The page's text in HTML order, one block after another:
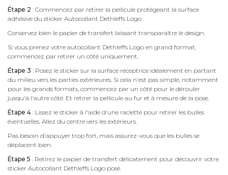
Étape 2 : Commencez par retirer la pellicule protégeant la surface
adhésive du sticker Autocollant Dethleffs Logo
Conservez bien le papier de transfert laissant transparaître le design.
Si vous prenez votre autocollant Dethleffs Logo en grand format,
commencez par retirer un côté uniquement.
Étape 3 : Posez le sticker sur la surface réceptrice idéalement en partant
du milieu vers les parties extérieures. Si cela n'est pas simple, notamment
pour les grands formats, commencez par un côté pour le dérouler
jusqu'à l'autre côté. Et retirer la pellicule au fur et à mesure de la pose.
Étape 4 : Lissez le sticker à l'aide d'une raclette pour retirer les bulles
éventuelles. Allez du centre vers les extérieurs.
Pas besoin d'appuyer trop fort, mais assurez-vous que les bulles se
déplacent bien.
Étape 5 : Retirez le papier de transfert délicatement pour découvrir votre
sticker Autocollant Dethleffs Logo posé.